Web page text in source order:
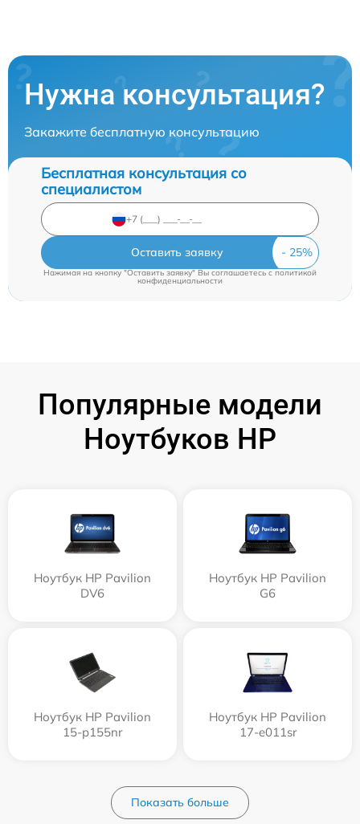
Нужна консультация?
Закажите бесплатную консультацию
Бесплатная консультация со
специалистом
Оставить заявку
Нажимая на кнопку "Оставить заявку" Вы соглашаетесь cполитикой
конфиденциальности
Популярные модели
Ноутбуков HP
Ноутбук HP Pavilion
DV6
Ноутбук HP Pavilion
G6
Ноутбук HP Pavilion
15-p155nr
Ноутбук HP Pavilion
17-e011sr
Показать больше